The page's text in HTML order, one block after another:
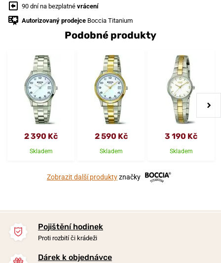
90 dní na bezplatné vrácení
Autorizovaný prodejce Boccia Titanium
Podobné produkty
2 390 Kč
Skladem
2 590 Kč
Skladem
3 190 Kč
Skladem
Zobrazit další produktyznačky
Pojištění hodinek
Proti rozbití či krádeži
Dárek k objednávce